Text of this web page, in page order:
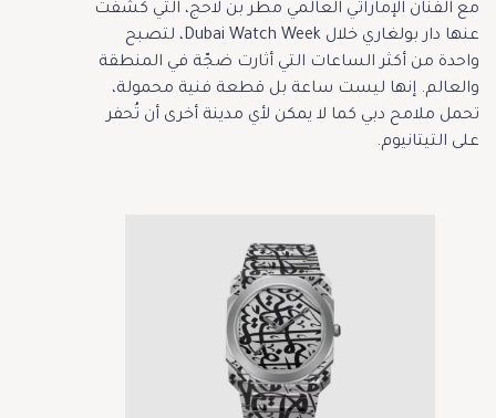
مع الفنان الإماراتي العالمي مطر بن لاحج، التي كشفت
عنها دار بولغاري خلال Dubai Watch Week، لتصبح
واحدة من أكثر الساعات التي أثارت ضجّة في المنطقة
والعالم. إنها ليست ساعة بل قطعة فنية محمولة،
تحمل ملامح دبي كما لا يمكن لأي مدينة أخرى أن تُحفر
على التيتانيوم.